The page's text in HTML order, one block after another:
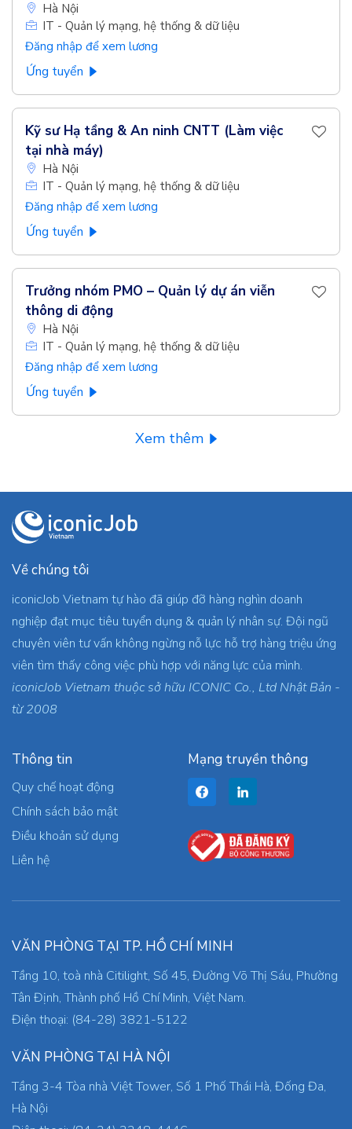
Hà Nội
IT - Quản lý mạng, hệ thống & dữ liệu
Đăng nhập để xem lương
Ứng tuyển
Kỹ sư Hạ tầng & An ninh CNTT (Làm việc
tại nhà máy)
Hà Nội
IT - Quản lý mạng, hệ thống & dữ liệu
Đăng nhập để xem lương
Ứng tuyển
Trưởng nhóm PMO – Quản lý dự án viễn
thông di động
Hà Nội
IT - Quản lý mạng, hệ thống & dữ liệu
Đăng nhập để xem lương
Ứng tuyển
Xem thêm
Về chúng tôi
iconicJob Vietnam tự hào đã giúp đỡ hàng nghìn doanh
nghiệp đạt mục tiêu tuyển dụng & quản lý nhân sự. Đội ngũ
chuyên viên tư vấn không ngừng nỗ lực hỗ trợ hàng triệu ứng
viên tìm thấy công việc phù hợp với năng lực của mình.
iconicJob Vietnam thuộc sở hữu ICONIC Co., Ltd Nhật Bản -
từ 2008
Thông tin
Quy chế hoạt động
Chính sách bảo mật
Điều khoản sử dụng
Liên hệ
Mạng truyền thông
VĂN PHÒNG TẠI TP. HỒ CHÍ MINH
Tầng 10, toà nhà Citilight, Số 45, Đường Võ Thị Sáu, Phường
Tân Định, Thành phố Hồ Chí Minh, Việt Nam.
Điện thoại: (84-28) 3821-5122
VĂN PHÒNG TẠI HÀ NỘI
Tầng 3-4 Tòa nhà Việt Tower, Số 1 Phố Thái Hà, Đống Đa,
Hà Nội